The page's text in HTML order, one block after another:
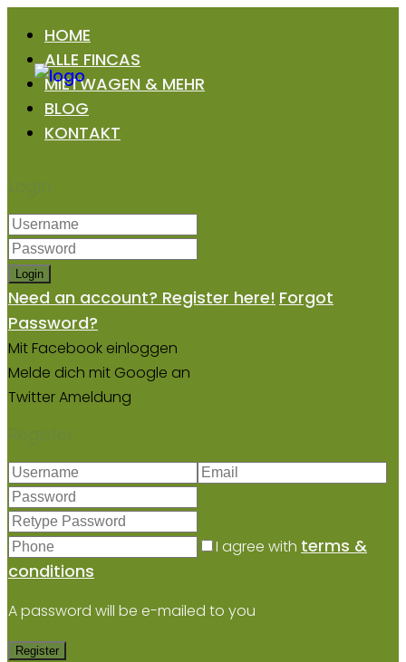
HOME
ALLE FINCAS
MIETWAGEN & MEHR
BLOG
KONTAKT
Login
Login
Need an account? Register here! Forgot
Password?
Mit Facebook einloggen
Melde dich mit Google an
Twitter Ameldung
Register
I agree with terms &
conditions
A password will be e-mailed to you
Register